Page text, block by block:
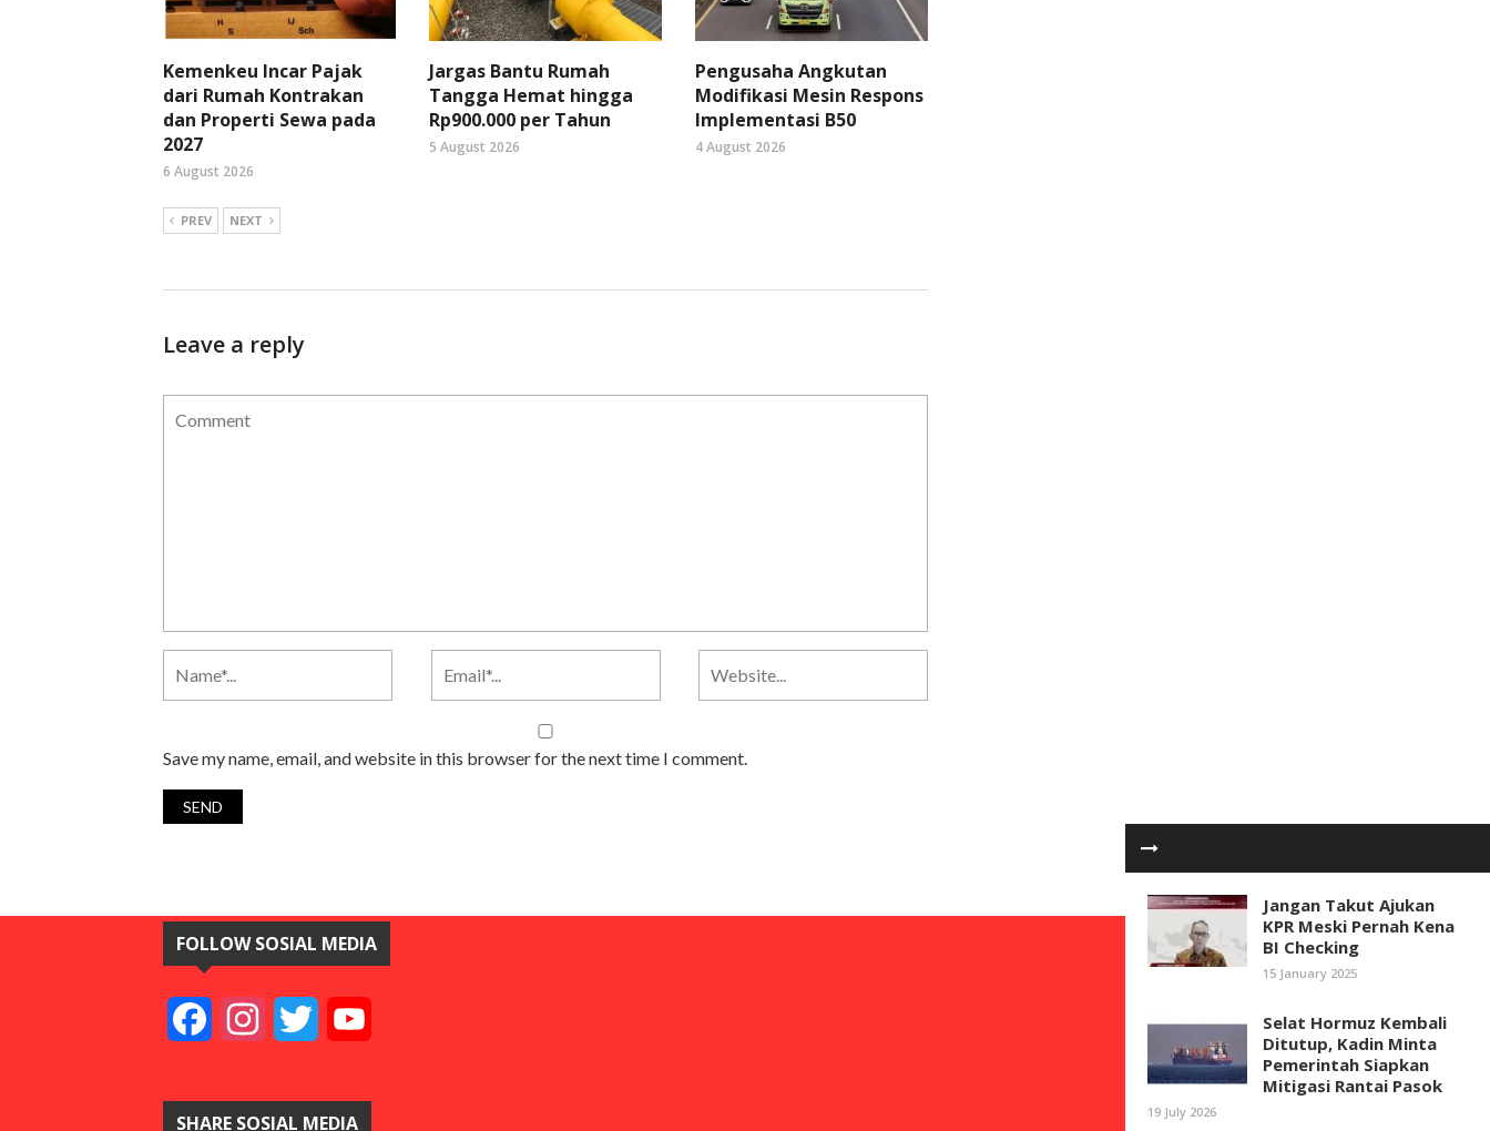
Kemenkeu Incar Pajak
dari Rumah Kontrakan
dan Properti Sewa pada
2027
6 August 2026
Jargas Bantu Rumah
Tangga Hemat hingga
Rp900.000 per Tahun
5 August 2026
Pengusaha Angkutan
Modifikasi Mesin Respons
Implementasi B50
4 August 2026
PREV NEXT
Leave a reply
Save my name, email, and website in this browser for the next time I comment.
Jangan Takut Ajukan
KPR Meski Pernah Kena
BI Checking
15 January 2025
Selat Hormuz Kembali
Ditutup, Kadin Minta
Pemerintah Siapkan
Mitigasi Rantai Pasok
19 July 2026
FOLLOW SOSIAL MEDIA
FacebookInstagramTwitter
SHARE SOSIAL MEDIA